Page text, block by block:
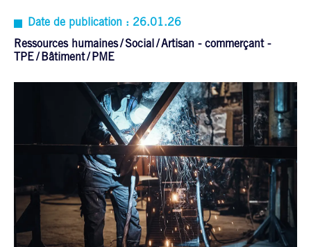
Date de publication : 26.01.26
Ressources humaines
Social
Artisan - commerçant -
TPE
Bâtiment PME